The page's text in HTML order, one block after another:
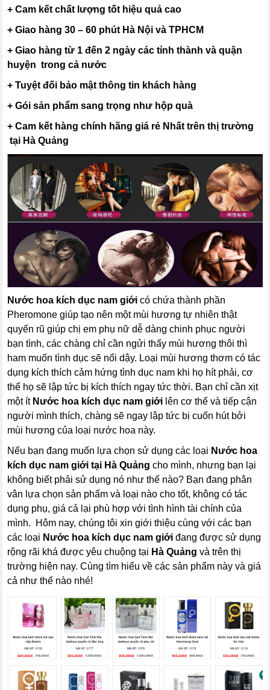
+ Cam kết chất lượng tốt hiệu quả cao
+ Giao hàng 30 – 60 phút Hà Nội và TPHCM
+ Giao hàng từ 1 đến 2 ngày các tỉnh thành và quận
huyện trong cả nước
+ Tuyệt đối bảo mật thông tin khách hàng
+ Gói sản phẩm sang trọng như hộp quà
+ Cam kết hàng chính hãng giá rẻ Nhất trên thị trường
tại Hà Quảng
Nước hoa kích dục nam giới có chứa thành phần
Pheromone giúp tạo nên một mùi hương tự nhiên thật
quyến rũ giúp chị em phụ nữ dễ dàng chinh phục người
bạn tình, các chàng chỉ cần ngửi thấy mùi hương thôi thì
ham muốn tình dục sẽ nổi dậy. Loại mùi hương thơm có tác
dụng kích thích cảm hứng tình dục nam khi họ hít phải, cơ
thể họ sẽ lập tức bị kích thích ngay tức thời. Bạn chỉ cần xịt
một ít Nước hoa kích dục nam giới lên cơ thể và tiếp cận
người mình thích, chàng sẽ ngay lập tức bị cuốn hút bởi
mùi hương của loại nước hoa này.
Nếu bạn đang muốn lựa chọn sử dụng các loại Nước hoa
kích dục nam giới tại Hà Quảng cho mình, nhưng bạn lại
không biết phải sử dụng nó như thế nào? Bạn đang phân
vân lựa chọn sản phẩm và loại nào cho tốt, không có tác
dụng phụ, giá cả lại phù hợp với tình hình tài chính của
mình. Hôm nay, chúng tôi xin giới thiệu cùng với các bạn
các loại Nước hoa kích dục nam giới đang được sử dụng
rộng rãi khá được yêu chuộng tại Hà Quảng và trên thị
trường hiện nay. Cùng tìm hiểu về các sản phẩm này và giá
cả như thế nào nhé!